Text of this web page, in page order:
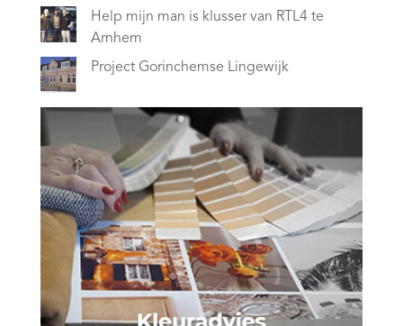
Help mijn man is klusser van RTL4 te
Arnhem
Project Gorinchemse Lingewijk